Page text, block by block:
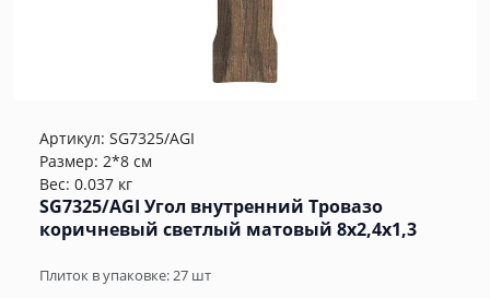
Артикул: SG7325/AGI
Размер: 2*8 см
Вес: 0.037 кг
SG7325/AGI Угол внутренний Тровазо
коричневый светлый матовый 8x2,4x1,3
Плиток в упаковке:27 шт